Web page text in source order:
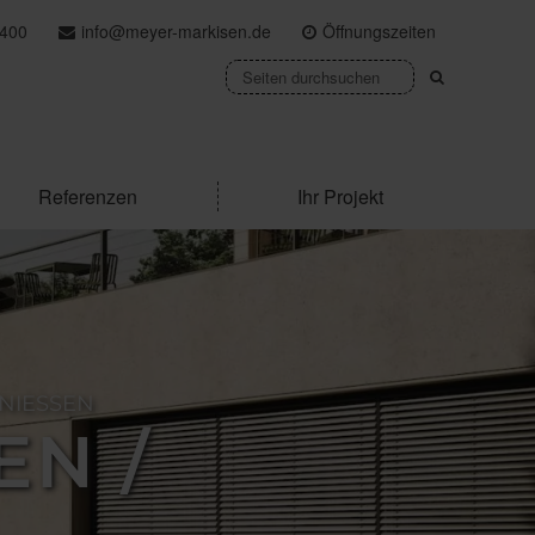
info@meyer-markisen.de Öffnungszeiten
Referenzen Ihr Projekt
/ R